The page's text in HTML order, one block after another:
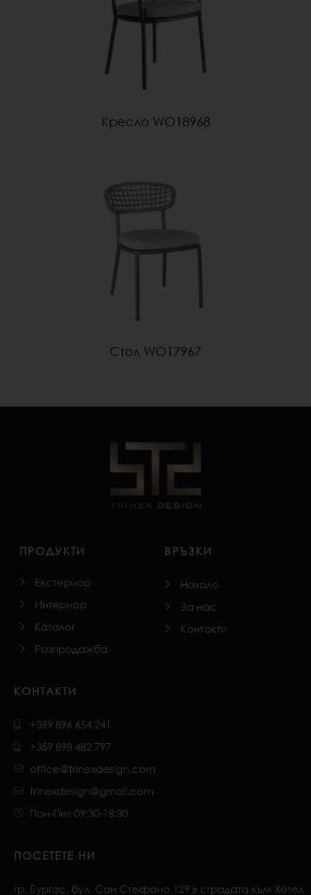
Кресло WO18968
Стол WO17967
ПРОДУКТИ
Екстериор
Интериор
Каталог
Разпродажба
ВРЪЗКИ
Начало
За нас
Контакти
КОНТАКТИ
+359 896 654 241
+359 898 482 797
office@trinexdesign.com
trinexdesign@gmail.com
Пон-Пет 09:30-18:30
ПОСЕТЕТЕ НИ
гр. Бургас, бул. Сан Стефано 129 в сградата към Хотел